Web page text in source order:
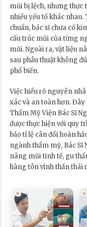
mũi bị lệch, nhưng thực
nhiều yếu tố khác
chuẩn, bác sĩ chưa có
cấu trúc mũi của từng
mũi. Ngoài ra, vật liệu
sau phẫu thuật không
phổ biến.
Việc hiểu rõ nguyên
xác và an toàn hơn.
Thẩm Mỹ Viện Bác Sĩ
được thực hiện với quy
bảo tỉ lệ cân đối hoàn
ngành thẩm mỹ, Bác Sĩ
nâng mũi tinh tế, gu
hàng tôn vinh thần thái